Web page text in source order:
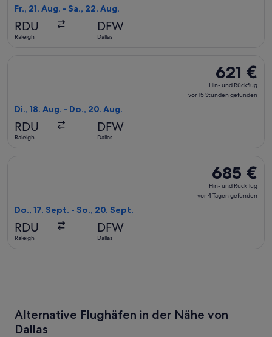
Fr., 21. Aug. - Sa., 22. Aug.
RDU
Raleigh
DFW
Dallas
621 €
Hin-
und
621 €
Hin- und Rückflug
vor 15 Stunden gefunden
Di., 18. Aug. - Do., 20. Aug.
RDU
Raleigh
DFW
Dallas
685 €
Hin-
und
685 €
Hin- und Rückflug
vor 4 Tagen gefunden
Do., 17. Sept. - So., 20. Sept.
RDU
Raleigh
DFW
Dallas
Alternative Flughäfen in der Nähe von
Dallas